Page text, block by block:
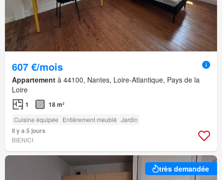
607 €/mois
Appartement à 44100, Nantes, Loire-Atlantique, Pays de la
Loire
1 18 m²
Cuisine équipée Entièrement meublé Jardin
Il y a 5 jours
BIENICI
très demandée